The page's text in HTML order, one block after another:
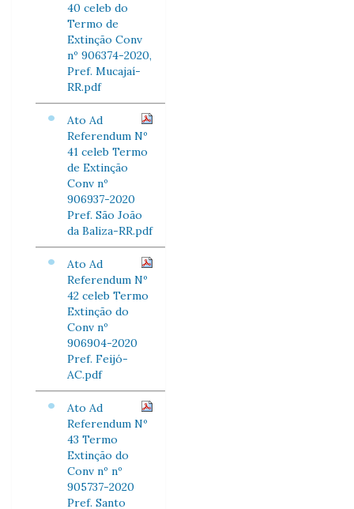
40 celeb do
Termo de
Extinção Conv
nº 906374-2020,
Pref. Mucajaí-
RR.pdf
Ato Ad
Referendum Nº
41 celeb Termo
de Extinção
Conv nº
906937-2020
Pref. São João
da Baliza-RR.pdf
Ato Ad
Referendum Nº
42 celeb Termo
Extinção do
Conv nº
906904-2020
Pref. Feijó-
AC.pdf
Ato Ad
Referendum Nº
43 Termo
Extinção do
Conv nº nº
905737-2020
Pref. Santo